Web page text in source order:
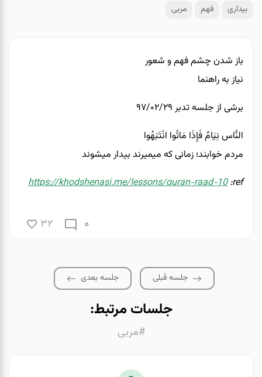
بیداری فهم مربی
باز شدن چشم فهم و شعور
نیاز به راهنما
برشی از جلسه تدبر ۹۷/۰۲/۲۹
النَّاس نِیَامٌ فَإِذَا مَاتُوا انْتَبَهُوا
مردم خوابند؛ زمانی که میمیرند بیدار میشوند
ref:
https://khodshenasi.me/lessons/quran-raad-10
0
32
جلسه قبلی جلسه بعدی
جلسات مرتبط:
#مربی